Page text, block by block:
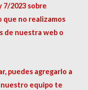
7/2023 sobre
que no realizamos
de nuestra web o
puedes agregarlo a
equipo te